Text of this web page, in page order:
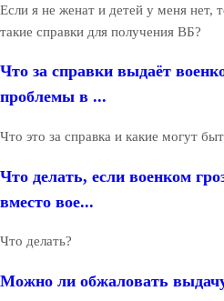
Если я не женат и детей у меня нет,
такие справки для получения ВБ?
Что за справки выдаёт
проблемы в ...
Что это за справка и какие могут
Что делать, если военком
вместо вое...
Что делать?
Можно ли обжаловать